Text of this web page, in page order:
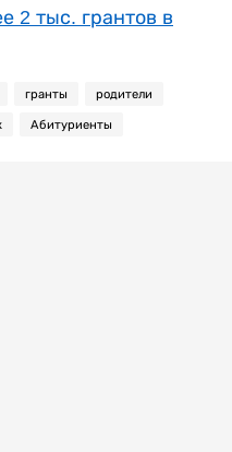
2 тыс. грантов в
гранты родители
Абитуриенты